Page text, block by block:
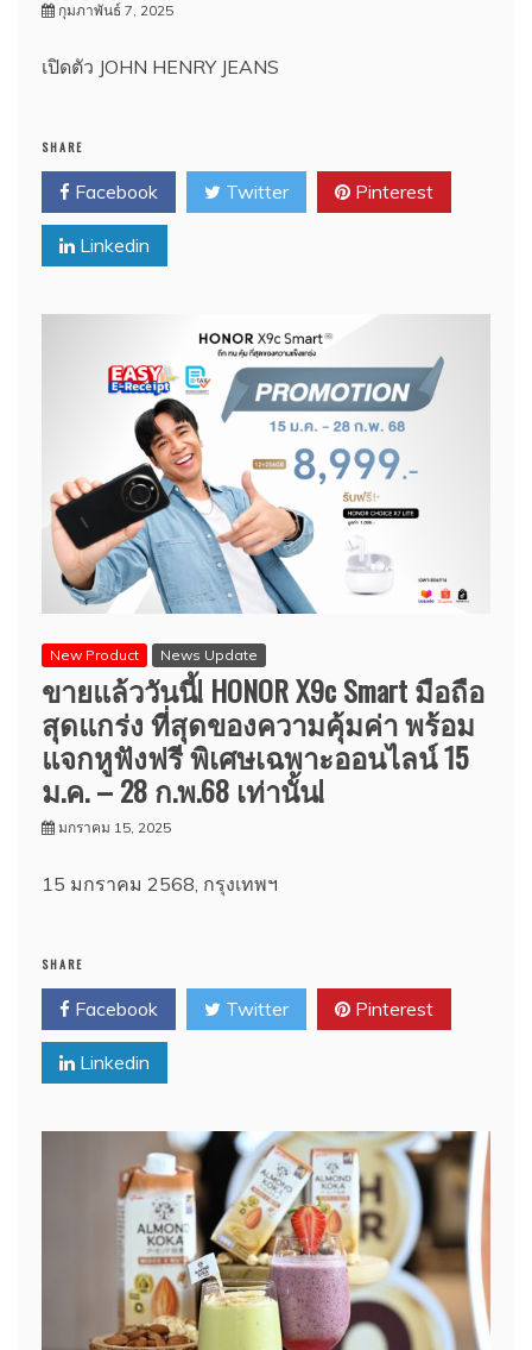
กุมภาพันธ์ 7, 2025
เปิดตัว JOHN HENRY JEANS
SHARE
Facebook Twitter Pinterest
Linkedin
New Product News Update
ขายแล้ววันนี้! HONOR X9c Smart มือถือ
สุดแกร่ง ที่สุดของความคุ้มค่า พร้อม
แจกหูฟังฟรี พิเศษเฉพาะออนไลน์ 15
ม.ค. – 28 ก.พ.68 เท่านั้น!
มกราคม 15, 2025
15 มกราคม 2568, กรุงเทพฯ
SHARE
Facebook Twitter Pinterest
Linkedin